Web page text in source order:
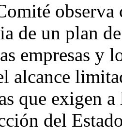
observa
de un plan
empresas y
alcance
que exigen a
del